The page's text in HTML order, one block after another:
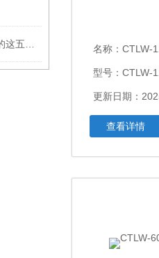
名称： CTLW-
型号：CTLW-
更新日期：
查看详情